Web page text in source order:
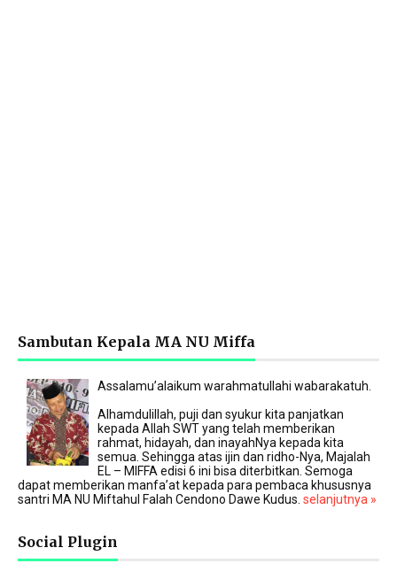
Sambutan Kepala MA NU Miffa
Assalamu’alaikum warahmatullahi wabarakatuh.
Alhamdulillah, puji dan syukur kita panjatkan
kepada Allah SWT yang telah memberikan
rahmat, hidayah, dan inayahNya kepada kita
semua. Sehingga atas ijin dan ridho-Nya, Majalah
EL – MIFFA edisi 6 ini bisa diterbitkan. Semoga
dapat memberikan manfa’at kepada para pembaca khususnya
santri MA NU Miftahul Falah Cendono Dawe Kudus. selanjutnya »
Social Plugin